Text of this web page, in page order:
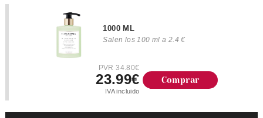
1000 ML
Salen los 100 ml a 2.4 €
PVR 34.80€
23.99€
IVA incluido
Comprar